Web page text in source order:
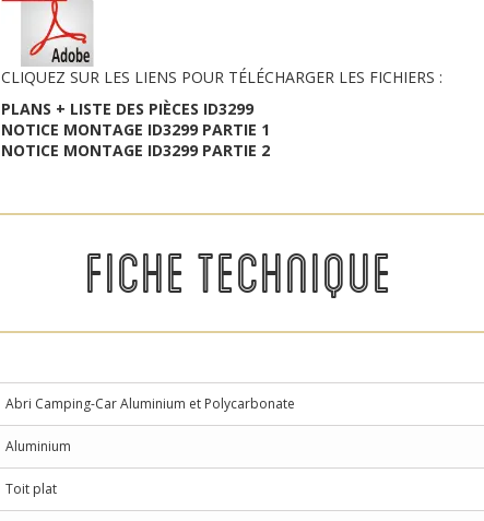
CLIQUEZ SUR LES LIENS POUR TÉLÉCHARGER LES FICHIERS :
PLANS + LISTE DES PIÈCES ID3299
NOTICE MONTAGE ID3299 PARTIE 1
NOTICE MONTAGE ID3299 PARTIE 2
FICHE TECHNIQUE
Abri Camping-Car Aluminium et Polycarbonate
Aluminium
Toit plat